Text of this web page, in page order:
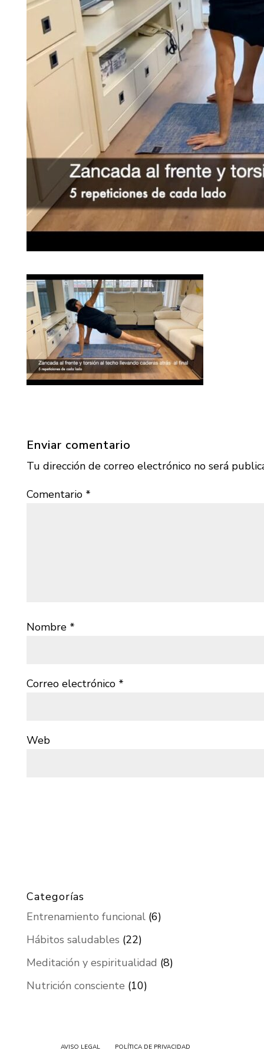
Enviar comentario
Tu dirección de correo electrónico no será
Comentario *
Nombre *
Correo electrónico *
Web
Categorías
Entrenamiento funcional(6)
Hábitos saludables (22)
Meditación y espiritualidad (8)
Nutrición consciente (10)
AVISO LEGAL POLÍTICA DE PRIVACIDAD